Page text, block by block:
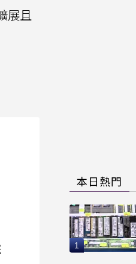
展且
本日熱門